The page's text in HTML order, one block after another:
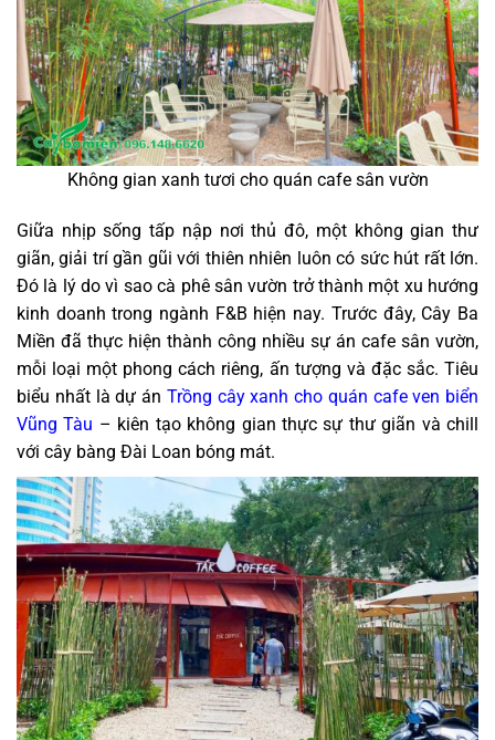
Không gian xanh tươi cho quán cafe sân vườn
Giữa nhịp sống tấp nập nơi thủ đô, một không gian thư
giãn, giải trí gần gũi với thiên nhiên luôn có sức hút rất lớn.
Đó là lý do vì sao cà phê sân vườn trở thành một xu hướng
kinh doanh trong ngành F&B hiện nay. Trước đây, Cây Ba
Miền đã thực hiện thành công nhiều sự án cafe sân vườn,
mỗi loại một phong cách riêng, ấn tượng và đặc sắc. Tiêu
biểu nhất là dự án Trồng cây xanh cho quán cafe ven biển
Vũng Tàu – kiên tạo không gian thực sự thư giãn và chill
với cây bàng Đài Loan bóng mát.